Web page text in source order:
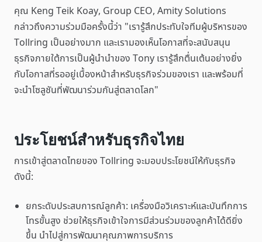
คุณ Keng Teik Koay, Group CEO, Amity Solutions
กล่าวถึงความร่วมมือครั้งนี้ว่า "เรารู้สึกประทับใจทีมผู้บริหารของ
Tollring เป็นอย่างมาก และเรามองเห็นโอกาสที่จะสนับสนุน
ธุรกิจภายใต้การเป็นผู้นำนำของ Tony เรารู้สึกตื่นเต้นอย่างยิ่ง
กับโอกาสที่รออยู่เบื้องหน้าสำหรับธุรกิจร่วมของเรา และพร้อมที่
จะนำโซลูชันที่พัฒนาร่วมกันสู่ตลาดโลก"
ประโยชน์สำหรับธุรกิจไทย
การเข้าสู่ตลาดไทยของ Tollring จะมอบประโยชน์ให้กับธุรกิจ
ดังนี้:
ยกระดับประสบการณ์ลูกค้า: เครื่องมือวิเคราะห์และบันทึกการ
โทรขั้นสูง ช่วยให้ธุรกิจเข้าใจการมีส่วนร่วมของลูกค้าได้ดียิ่ง
ขึ้น นำไปสู่การพัฒนาคุณภาพการบริการ